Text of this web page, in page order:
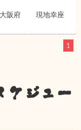
大阪府 現地幸座
1
ケジュー